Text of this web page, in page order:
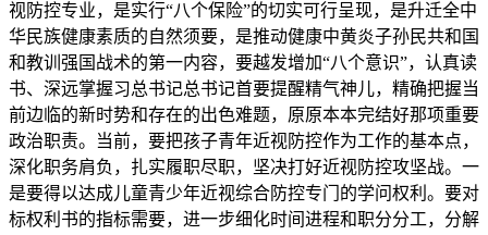
视防控专业，是实行“八个保险”的切实可行呈现，是升迁全中
华民族健康素质的自然须要，是推动健康中黄炎子孙民共和国
和教训强国战术的第一内容，要越发增加“八个意识”，认真读
书、深远掌握习总书记总书记首要提醒精气神儿，精确把握当
前边临的新时势和存在的出色难题，原原本本完结好那项重要
政治职责。当前，要把孩子青年近视防控作为工作的基本点，
深化职务肩负，扎实履职尽职，坚决打好近视防控攻坚战。一
是要得以达成儿童青少年近视综合防控专门的学问权利。要对
标权利书的指标需要，进一步细化时间进程和职分分工，分解